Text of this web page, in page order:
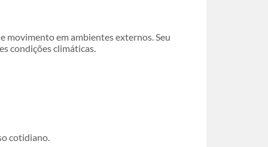
movimento em ambientes externos. Seu
condições climáticas.
cotidiano.